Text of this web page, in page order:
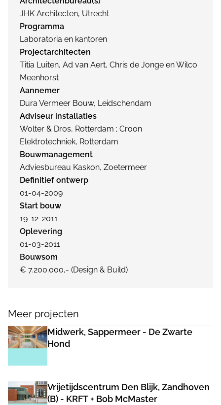
JHK Architecten, Utrecht
Programma
Laboratoria en kantoren
Projectarchitecten
Titia Luiten, Ad van Aert, Chris de Jonge en Wilco
Meenhorst
Aannemer
Dura Vermeer Bouw, Leidschendam
Adviseur installaties
Wolter & Dros, Rotterdam ; Croon
Elektrotechniek, Rotterdam
Bouwmanagement
Adviesbureau Kaskon, Zoetermeer
Definitief ontwerp
01-04-2009
Start bouw
19-12-2011
Oplevering
01-03-2011
Bouwsom
€ 7.200.000,- (Design & Build)
Meer projecten
Midwerk, Sappermeer - De Zwarte
Hond
Vrijetijdscentrum Den Blijk, Zandhoven
(B) - KRFT + Bob McMaster